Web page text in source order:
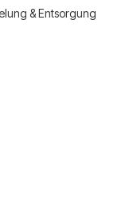
& Entsorgung